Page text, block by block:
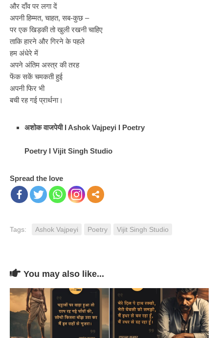
और दाँव पर लगा दें
अपनी हिम्मत, चाहत, सब-कुछ –
पर एक खिड़की तो खुली रखनी चाहिए
ताकि हारने और गिरने के पहले
हम अंधेरे में
अपने अंतिम अस्त्र की तरह
फेंक सकें चमकती हुई
अपनी फिर भी
बची रह गई प्रार्थना।
अशोक वाजपेयी I Ashok Vajpeyi I Poetry
Poetry I Vijit Singh Studio
Spread the love
Tags: Ashok Vajpeyi Poetry Vijit Singh Studio
You may also like...